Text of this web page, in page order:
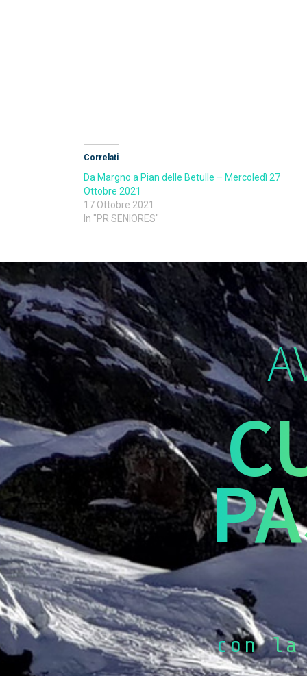
Correlati
Da Margno a Pian delle Betulle – Mercoledì 27
Ottobre 2021
17 Ottobre 2021
In "PR SENIORES"
con la